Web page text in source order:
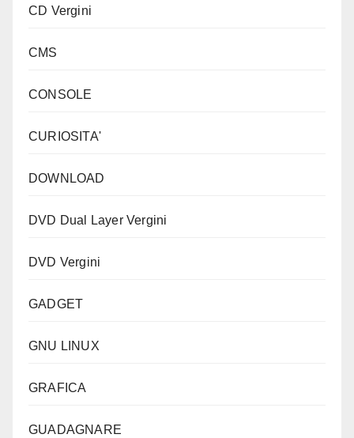
CD Vergini
CMS
CONSOLE
CURIOSITA'
DOWNLOAD
DVD Dual Layer Vergini
DVD Vergini
GADGET
GNU LINUX
GRAFICA
GUADAGNARE